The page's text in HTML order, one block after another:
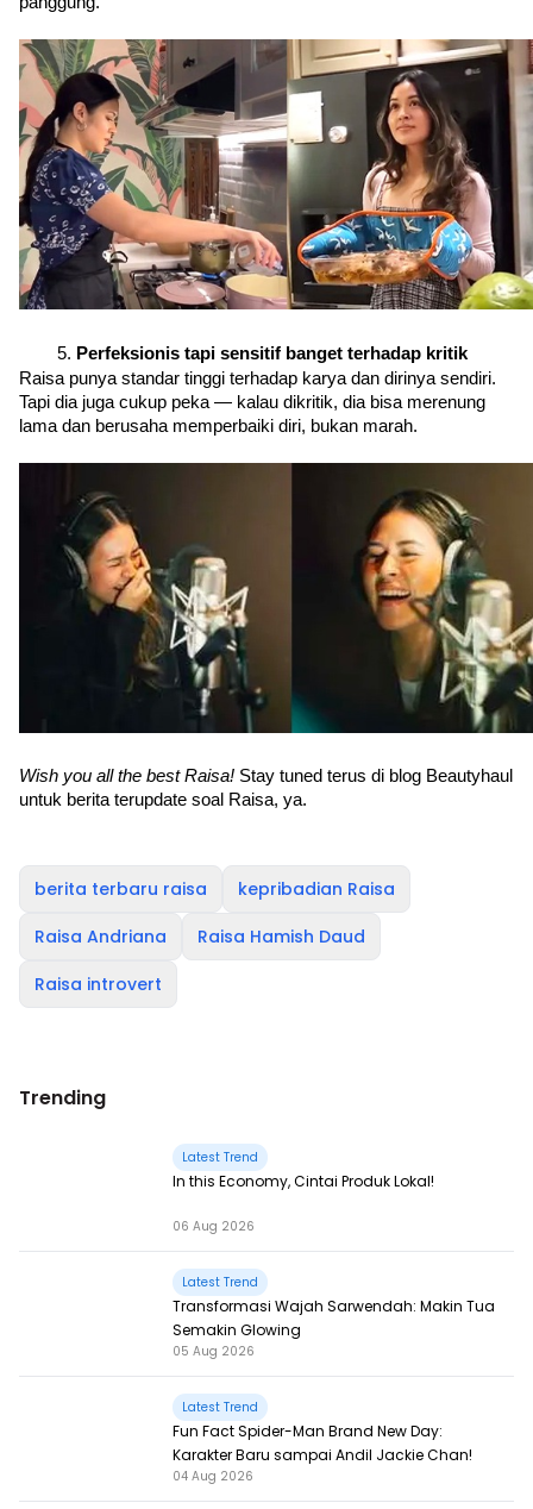
Perfeksionis tapi sensitif banget terhadap kritik
Raisa punya standar tinggi terhadap karya dan dirinya sendiri.
Tapi dia juga cukup peka — kalau dikritik, dia bisa merenung
lama dan berusaha memperbaiki diri, bukan marah.
Wish you all the best Raisa! Stay tuned terus di blog Beautyhaul
untuk berita terupdate soal Raisa, ya.
berita terbaru raisa
kepribadian Raisa
Raisa Andriana
Raisa Hamish Daud
Raisa introvert
Trending
Latest Trend
In this Economy, Cintai Produk Lokal!
06 Aug 2026
Latest Trend
Transformasi Wajah Sarwendah: Makin Tua
Semakin Glowing
05 Aug 2026
Latest Trend
Fun Fact Spider-Man Brand New Day:
Karakter Baru sampai Andil Jackie Chan!
04 Aug 2026